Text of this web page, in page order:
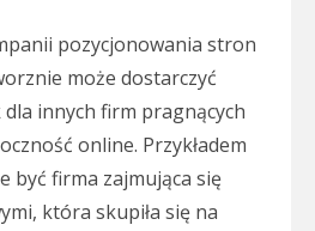
pozycjonowania stron
może dostarczyć
innych firm pragnących
online. Przykładem
być firma zajmująca się
która skupiła się na